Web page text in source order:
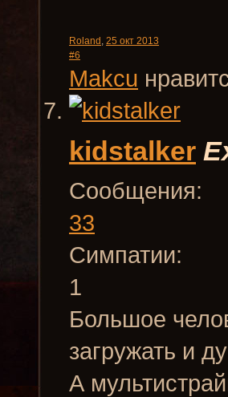
Roland , 25 окт 2013
#6
Makcu
kidstalker
Сообщения:
33
Симпатии:
1
Большое
загружать и
А